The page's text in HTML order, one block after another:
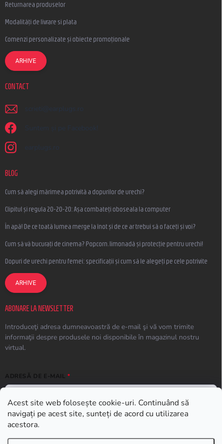
Acest site web folosește cookie-uri. Continuând să
navigați pe acest site, sunteți de acord cu utilizarea
acestora.
Returnarea produselor
Modalități de livrare si plata
Comenzi personalizate și obiecte promoționale
ARHIVE
CONTACT
scrieti @ earplugs.ro
Suntem și pe Facebook!
earplugs.ro
BLOG
Cum să alegi mărimea potrivită a dopurilor de urechi?
Clipitul și regula 20-20-20: Așa combateți oboseala la computer
În apă! De ce toată lumea merge la înot și de ce ar trebui să o faceți și voi?
Cum să vă bucurați de cinema? Popcorn, limonadă și protecție pentru urechi!
Dopuri de urechi pentru femei: specificații și cum să le alegeți pe cele potrivite
ARHIVE
ABONARE LA NEWSLETTER
Introduceţi adresa dumneavoastră de e-mail şi vă vom trimite
informaţii despre produsele noi disponibile în magazinul nostru
virtual.
ADRESĂ DE E-MAIL
ABONARE